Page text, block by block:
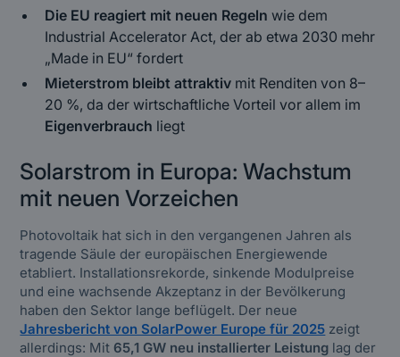
Die EU reagiert mit neuen Regeln wie dem
Industrial Accelerator Act, der ab etwa 2030 mehr
„Made in EU“ fordert
Mieterstrom bleibt attraktiv mit Renditen von 8–
20 %, da der wirtschaftliche Vorteil vor allem im
Eigenverbrauch liegt
Solarstrom in Europa: Wachstum
mit neuen Vorzeichen
Photovoltaik hat sich in den vergangenen Jahren als
tragende Säule der europäischen Energiewende
etabliert. Installationsrekorde, sinkende Modulpreise
und eine wachsende Akzeptanz in der Bevölkerung
haben den Sektor lange beflügelt. Der neue
Jahresbericht von SolarPower Europe für 2025 zeigt
allerdings: Mit 65,1 GW neu installierter Leistung lag der